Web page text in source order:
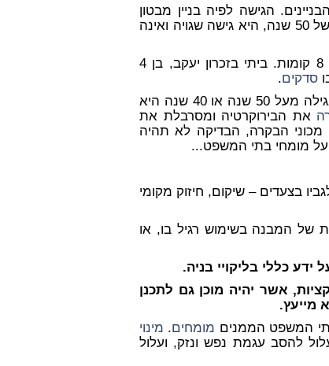
הגישה לפיה בניין מבטון
מזוין [מקובל לכנות בניה כזו – "קונבנציונאלית"], מתוכנן לטווח של 50 שנה, היא גישה שגויה ואינה
– מדובר בבניין בן 8 קומות. ביתי בזכרון יעקב, בן 4
סדקים.
בגילה מעל 50 שנה או 40 שנה היא
את הבירוקרטיה ומסרבלת את
מכוני הבקרה, הבדיקה לא תהיה
על מומחי בתי המשפט...
בצעדים – שיקום, חיזוק מקומי
של המבנה בשימוש רגיל בו, או
ידע כללי בליקויי בניה.
אשר יהיה מוכן גם לתכנן
מייעץ.
המשפט הממנים מומחים. מינוי
להסב עגמת נפש ונזק, ועלול